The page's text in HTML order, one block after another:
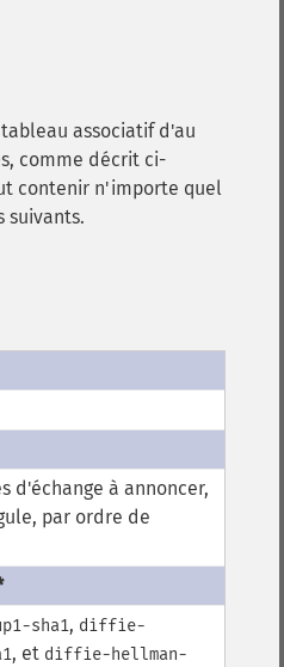
associatif d'au
comme décrit ci-
contenir n'importe quel
suivants.
d'échange à annoncer,
par ordre de
sha1, diffie-
, et diffie-hellman-